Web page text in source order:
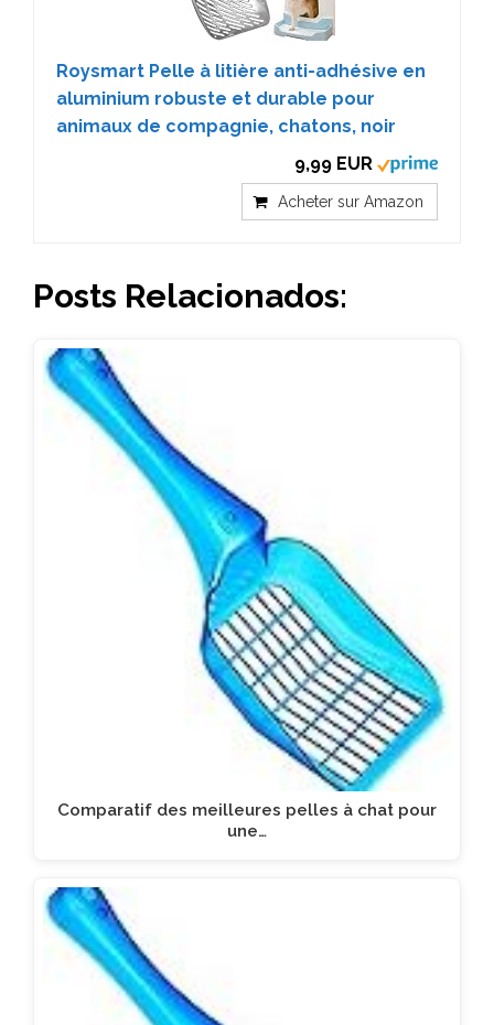
Roysmart Pelle à litière anti-adhésive en
aluminium robuste et durable pour
animaux de compagnie, chatons, noir
9,99 EUR
Acheter sur Amazon
Posts Relacionados:
Comparatif des meilleures pelles à chat pour
une…